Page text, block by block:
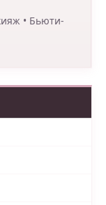
• Бьюти-